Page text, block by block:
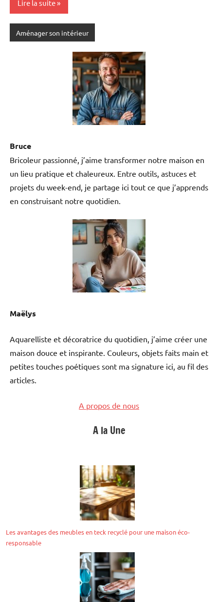
Lire la suite
Aménager son intérieur
Bruce
Bricoleur passionné, j’aime transformer notre maison en
un lieu pratique et chaleureux. Entre outils, astuces et
projets du week-end, je partage ici tout ce que j’apprends
en construisant notre quotidien.
Maëlys
Aquarelliste et décoratrice du quotidien, j’aime créer une
maison douce et inspirante. Couleurs, objets faits main et
petites touches poétiques sont ma signature ici, au fil des
articles.
A propos de nous
A la Une
Les avantages des meubles en teck recyclé pour une maison éco-
responsable